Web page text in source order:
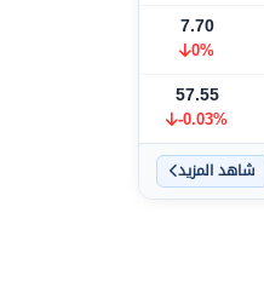
7.70
0%
57.55
-0.03%
شاهد المزيد